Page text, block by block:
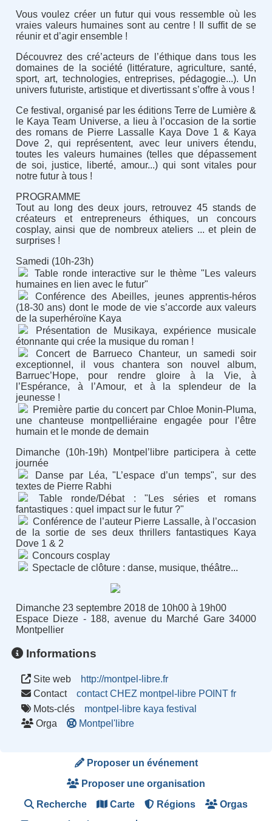
Vous voulez créer un futur qui vous ressemble où les
vraies valeurs humaines sont au centre ! Il suffit de se
réunir et d’agir ensemble !
Découvrez des cré’acteurs de l’éthique dans tous les
domaines de la société (littérature, agriculture, santé,
sport, art, technologies, entreprises, pédagogie...). Un
univers futuriste, artistique et divertissant s’offre à vous !
Ce festival, organisé par les éditions Terre de Lumière &
le Kaya Team Universe, a lieu à l’occasion de la sortie
des romans de Pierre Lassalle Kaya Dove 1 & Kaya
Dove 2, qui représentent, avec leur univers étendu,
toutes les valeurs humaines (telles que dépassement
de soi, justice, liberté, amour...) qui sont vitales pour
notre futur à tous !
PROGRAMME
Tout au long des deux jours, retrouvez 45 stands de
créateurs et entrepreneurs éthiques, un concours
cosplay, ainsi que de nombreux ateliers ... et plein de
surprises !
Samedi (10h-23h)
Table ronde interactive sur le thème "Les valeurs
humaines en lien avec le futur"
Conférence des Abeilles, jeunes apprentis-héros
(18-30 ans) dont le mode de vie s’accorde aux valeurs
de la superhéroïne Kaya
Présentation de Musikaya, expérience musicale
étonnante qui crée la musique du roman !
Concert de Barrueco Chanteur, un samedi soir
exceptionnel, il vous chantera son nouvel album,
Barruec’Hope, pour rendre gloire à la Vie, à
l’Espérance, à l’Amour, et à la splendeur de la
jeunesse !
Première partie du concert par Chloe Monin-Pluma,
une chanteuse montpelliéraine engagée pour l’être
humain et le monde de demain
Dimanche (10h-19h) Montpel’libre participera à cette
journée
Danse par Léa, "L’espace d’un temps", sur des
textes de Pierre Rabhi
Table ronde/Débat : "Les séries et romans
fantastiques : quel impact sur le futur ?"
Conférence de l’auteur Pierre Lassalle, à l’occasion
de la sortie de ses deux thrillers fantastiques Kaya
Dove 1 & 2
Concours cosplay
Spectacle de clôture : danse, musique, théâtre...
Dimanche 23 septembre 2018 de 10h00 à 19h00
Espace Dieze - 188, avenue du Marché Gare 34000
Montpellier
Informations
Site web
http://montpel-libre.fr
Contact
contact CHEZ montpel-libre POINT fr
Mots-clés
montpel-libre kaya festival
Orga
Montpel'libre
Proposer un événement
Proposer une organisation
Recherche Carte Régions Orgas